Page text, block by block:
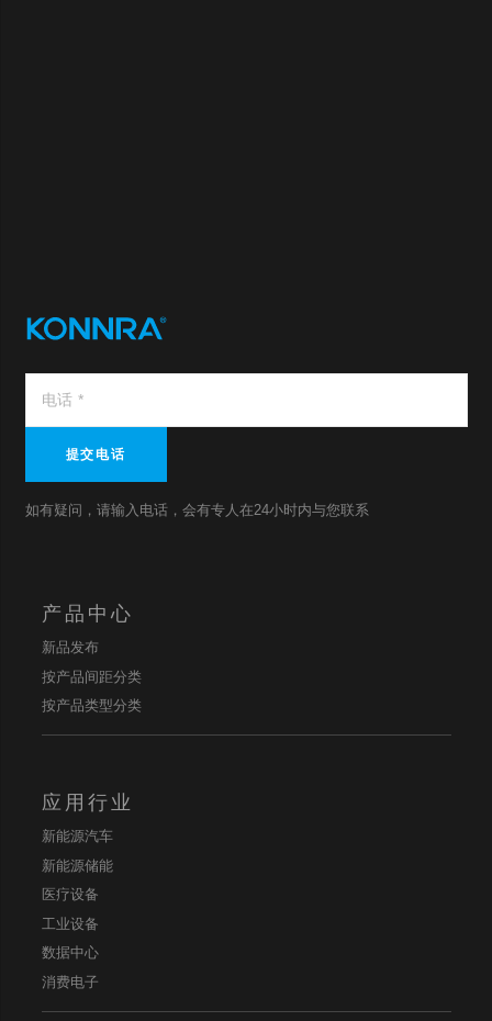
提交电话
如有疑问，请输入电话，会有专人在24小时内与您联系
产品中心
新品发布
按产品间距分类
按产品类型分类
应用行业
新能源汽车
新能源储能
医疗设备
工业设备
数据中心
消费电子